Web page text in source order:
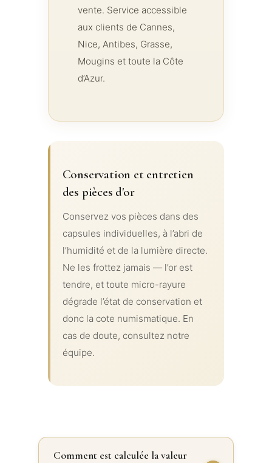
vente. Service accessible
aux clients de Cannes,
Nice, Antibes, Grasse,
Mougins et toute la Côte
d’Azur.
Conservation et entretien
des pièces d'or
Conservez vos pièces dans des
capsules individuelles, à l’abri de
l’humidité et de la lumière directe.
Ne les frottez jamais — l’or est
tendre, et toute micro-rayure
dégrade l’état de conservation et
donc la cote numismatique. En
cas de doute, consultez notre
équipe.
Comment est calculée la valeur